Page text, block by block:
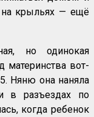
на крыльях — ещё
но одинокая
материнства вот-
Няню она наняла
в разъездах по
когда ребенок